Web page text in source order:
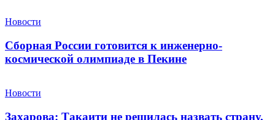
Новости
Сборная России готовится к инженерно-
космической олимпиаде в Пекине
Новости
Захарова: Такаити не решилась назвать страну,